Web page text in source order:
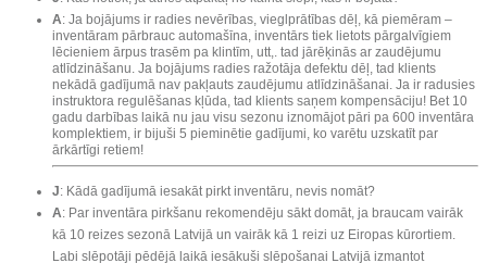
A: Ja bojājums ir radies nevērības, vieglprātības dēļ, kā piemēram –
inventāram pārbrauc automašīna, inventārs tiek lietots pārgalvīgiem
lēcieniem ārpus trasēm pa klintīm, utt,. tad jārēķinās ar zaudējumu
atlīdzināšanu. Ja bojājums radies ražotāja defektu dēļ, tad klients
nekādā gadījumā nav pakļauts zaudējumu atlīdzināšanai. Ja ir radusies
instruktora regulēšanas kļūda, tad klients saņem kompensāciju! Bet 10
gadu darbības laikā nu jau visu sezonu iznomājot pāri pa 600 inventāra
komplektiem, ir bijuši 5 pieminētie gadījumi, ko varētu uzskatīt par
ārkārtīgi retiem!
J: Kādā gadījumā iesakāt pirkt inventāru, nevis nomāt?
A: Par inventāra pirkšanu rekomendēju sākt domāt, ja braucam vairāk
kā 10 reizes sezonā Latvijā un vairāk kā 1 reizi uz Eiropas kūrortiem.
Labi slēpotāji pēdējā laikā iesākuši slēpošanai Latvijā izmantot